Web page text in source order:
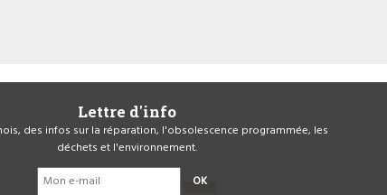
Lettre d'info
des infos sur la réparation, l'obsolescence programmée, les
déchets et l'environnement.
OK